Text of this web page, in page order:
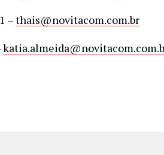
–thais@novitacom.com.br